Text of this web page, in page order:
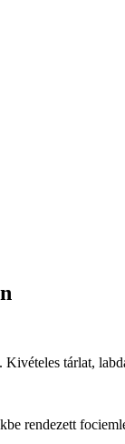
tárlat,
rendezett